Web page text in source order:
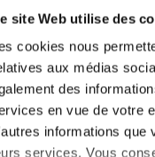
site Web utilise des
cookies nous
aux médias
des
en vue de votre
informations que
services. Vous